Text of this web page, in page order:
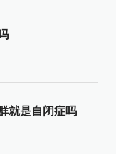
就是自闭症吗